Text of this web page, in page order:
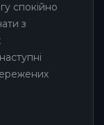
спокійно
з